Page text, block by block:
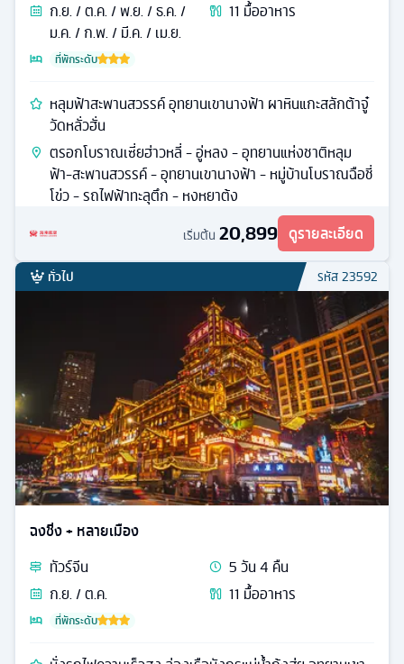
ก.ย. / ต.ค. / พ.ย. / ธ.ค. /
ม.ค. / ก.พ. / มี.ค. / เม.ย.
11 มื้ออาหาร
ที่พักระดับ
หลุมฟ้าสะพานสวรรค์ อุทยานเขานางฟ้า ผาหินแกะสลักต้าจู๋
วัดหลั่วฮั่น
ตรอกโบราณเซี่ยฮ่าวหลี่ - อู่หลง - อุทยานแห่งชาติหลุม
ฟ้า-สะพานสวรรค์ - อุทยานเขานางฟ้า - หมู่บ้านโบราณฉือชี่
โข่ว - รถไฟฟ้าทะลุตึก - หงหยาต้ง
เริ่มต้น 20,899 ดูรายละเอียด
ทั่วไป รหัส23592
ฉงชิ่ง + หลายเมือง
ทัวร์จีน 5วัน4 คืน
ก.ย. / ต.ค.
11 มื้ออาหาร
ที่พักระดับ